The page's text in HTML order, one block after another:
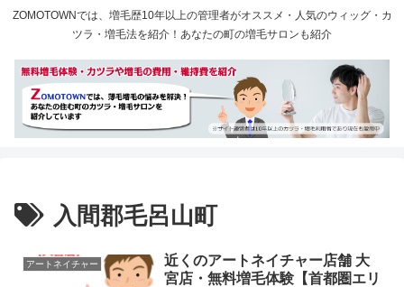
ZOMOTOWNでは、増毛歴10年以上の管理者がオススメ・人気のウィッグ・カ
ツラ・増毛法を紹介！あなたの町の増毛サロンも紹介
入間郡毛呂山町
アートネイチャー
近くのアートネイチャー店舗 大
宮店・無料増毛体験【首都圏エリ